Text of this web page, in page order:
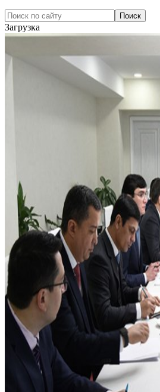
Загрузка